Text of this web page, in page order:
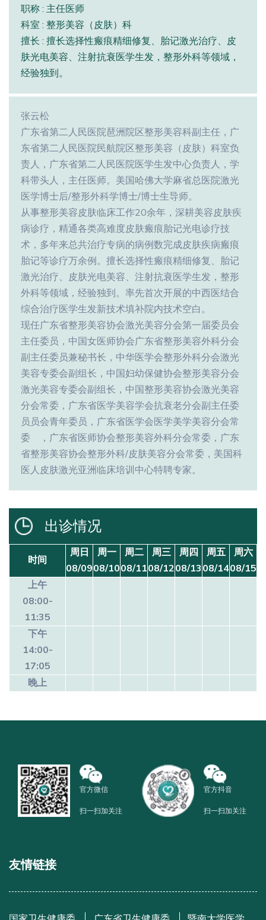
职称 : 主任医师
科室 : 整形美容（皮肤）科
擅长 : 擅长选择性瘢痕精细修复、胎记激光治疗、皮
肤光电美容、注射抗衰医学生发，整形外科等领域，
经验独到。
张云松
广东省第二人民医院琶洲院区整形美容科副主任，广
东省第二人民医院民航院区整形美容（皮肤）科室负
责人，广东省第二人民医院医学生发中心负责人，学
科带头人，主任医师。美国哈佛大学麻省总医院激光
医学博士后/整形外科学博士/博士生导师。
从事整形美容皮肤临床工作20余年，深耕美容皮肤疾
病诊疗，精通各类高难度皮肤瘢痕胎记光电诊疗技
术，多年来总共治疗专病的病例数完成皮肤疾病瘢痕
胎记等诊疗万余例。擅长选择性瘢痕精细修复、胎记
激光治疗、皮肤光电美容、注射抗衰医学生发，整形
外科等领域，经验独到。率先首次开展的中西医结合
综合治疗医学生发新技术填补院内技术空白。
现任广东省整形美容协会激光美容分会第一届委员会
主任委员，中国女医师协会广东省整形美容外科分会
副主任委员兼秘书长，中华医学会整形外科分会激光
美容专委会副组长，中国妇幼保健协会整形美容分会
激光美容专委会副组长，中国整形美容协会激光美容
分会常委，广东省医学美容学会抗衰老分会副主任委
员员会青年委员，广东省医学会医学美学美容分会常
委 ，广东省医师协会整形美容外科分会常委，广东
省整形美容协会整形外科/皮肤美容分会常委，美国科
医人皮肤激光亚洲临床培训中心特聘专家。
出诊情况
时间
周日
08/09
周一
08/10
周二
08/11
周三
08/12
周四
08/13
周五
08/14
周六
08/15
上午
08:00-
11:35
下午
14:00-
17:05
晚上
官方微信
扫一扫加关注
官方抖音
扫一扫加关注
友情链接